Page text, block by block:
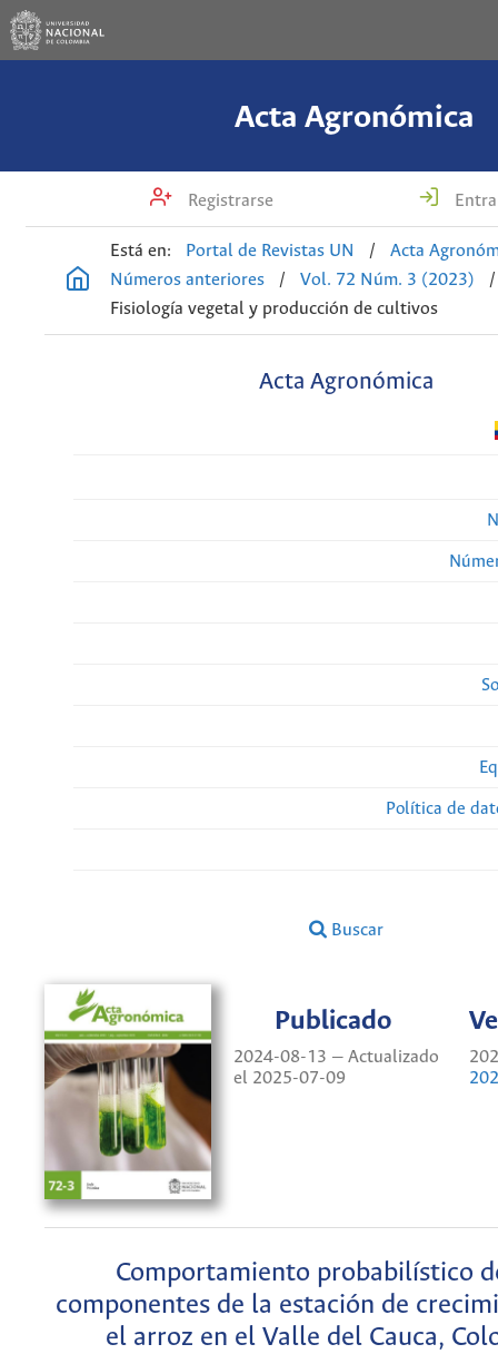
Acta Agronómica
Registrarse
Está en: Portal de Revistas UN /
Acta
Números anteriores
/ Vol. 72 Núm. 3 (2023)
/
Fisiología vegetal y producción de cultivos
Acta Agronómica
Política de
Buscar
Publicado
2024-08-13 — Actualizado
el 2025-07-09
Comportamiento probabilístico
componentes de la estación de
el arroz en el Valle del Cauca,